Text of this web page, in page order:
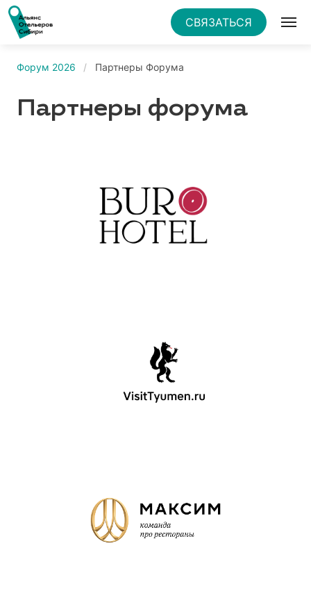
СВЯЗАТЬСЯ
Форум 2026 Партнеры Форума
Партнеры форума